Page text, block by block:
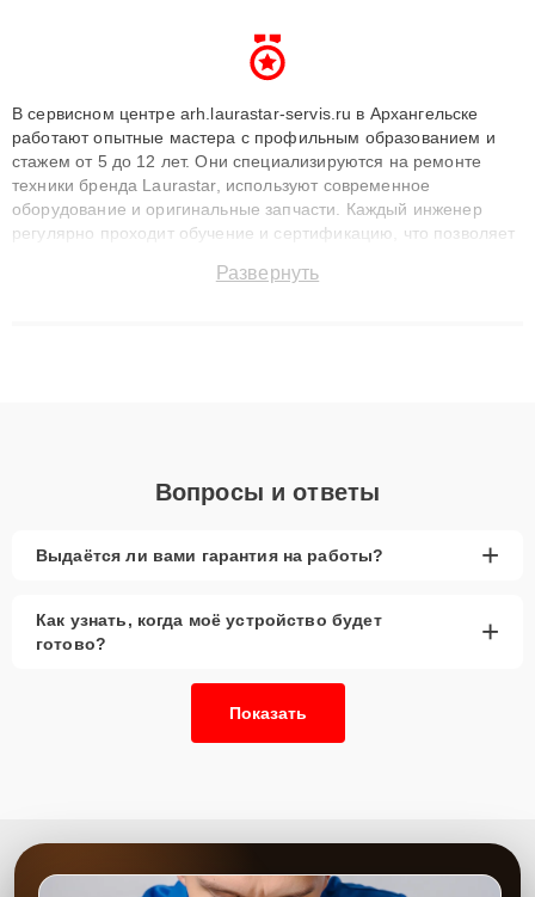
В сервисном центре arh.laurastar-servis.ru в Архангельске
работают опытные мастера с профильным образованием и
стажем от 5 до 12 лет. Они специализируются на ремонте
техники бренда Laurastar, используют современное
оборудование и оригинальные запчасти. Каждый инженер
регулярно проходит обучение и сертификацию, что позволяет
технику с сохранением гарантии до 3 лет. Наши мастера
Развернуть
Вопросы и ответы
Выдаётся ли вами гарантия на работы? +
Как узнать, когда моё устройство будет
готово?
+
Показать